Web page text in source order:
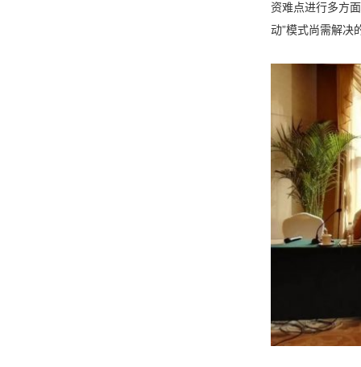
资难点进行多方
动”模式尚需解决